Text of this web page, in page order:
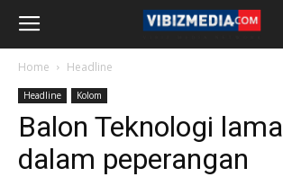
Home Headline
Headline Kolom
Balon Teknologi
dalam peperangan